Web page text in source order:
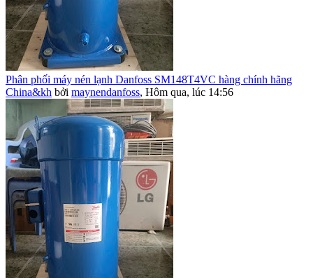
Phân phối máy nén lạnh Danfoss SM148T4VC hàng chính hãng
China&kh bởi maynendanfoss, Hôm qua, lúc 14:56